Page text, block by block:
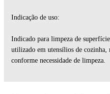
Indicação de uso:
Indicado para limpeza de
utilizado em utensílios de cozinha,
conforme necessidade de limpeza.